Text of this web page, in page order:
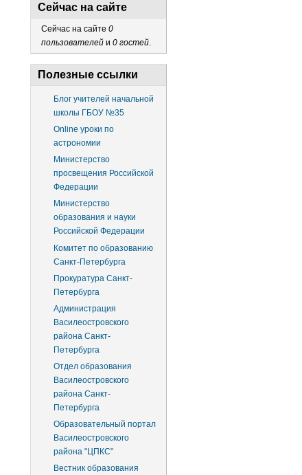
Сейчас на сайте
Сейчас на сайте 0
пользователейи 0 гостей.
Полезные ссылки
Блог учителей начальной
школы ГБОУ №35
Online уроки по
астрономии
Министерство
просвещения Российской
Федерации
Министерство
образования и науки
Российской Федерации
Комитет по образованию
Санкт-Петербурга
Прокуратура Санкт-
Петербурга
Администрация
Василеостровского
района Санкт-
Петербурга
Отдел образования
Василеостровского
района Санкт-
Петербурга
Образовательный портал
Василеостровского
района "ЦПКС"
Вестник образования